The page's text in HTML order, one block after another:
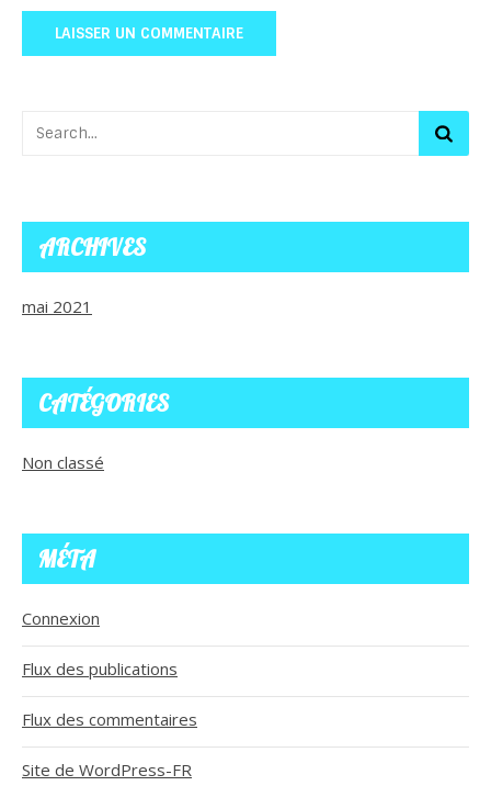
ARCHIVES
mai 2021
CATÉGORIES
Non classé
MÉTA
Connexion
Flux des publications
Flux des commentaires
Site de WordPress-FR